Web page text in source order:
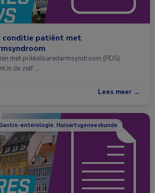
patiënt met
met prikkelbaredarmsyndroom (PDS)
in de zelf …
Lees meer →
enterologie, Huisartsgeneeskunde